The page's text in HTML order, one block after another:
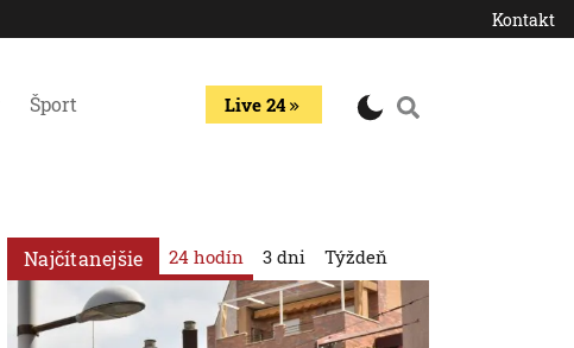
Kontakt
Šport Live 24
Najčítanejšie 24 hodín 3 dni Týždeň